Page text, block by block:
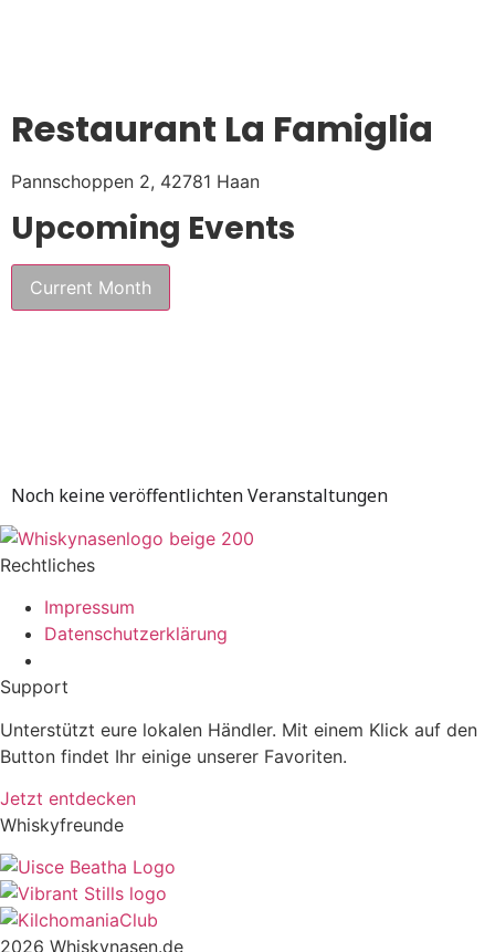
Restaurant La Famiglia
Pannschoppen 2, 42781 Haan
Upcoming Events
Current Month
Noch keine veröffentlichten Veranstaltungen
Rechtliches
Impressum
Datenschutzerklärung
Support
Unterstützt eure lokalen Händler. Mit einem Klick auf den
Button findet Ihr einige unserer Favoriten.
Jetzt entdecken
Whiskyfreunde
2026 Whiskynasen.de